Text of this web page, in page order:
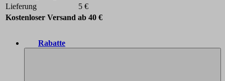
Lieferung
5 €
Kostenloser Versand ab 40 €
Rabatte